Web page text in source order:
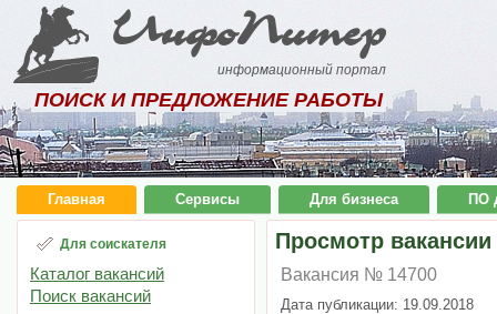
ИнфоПитер
информационный портал
ПОИСК И ПРЕДЛОЖЕНИЕ РАБОТЫ
Главная Сервисы Для бизнеса ПО
Для соискателя
Каталог вакансий
Поиск вакансий
Просмотр вакансии
Вакансия № 14700
Дата публикации: 19.09.2018